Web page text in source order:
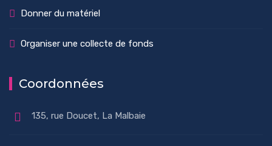
Donner du matériel
Organiser une collecte de fonds
Coordonnées
135, rue Doucet, La Malbaie